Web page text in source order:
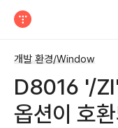
개발 환경/Window
D8016 '/
옵션이 호